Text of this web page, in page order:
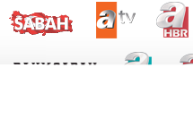
Reddet